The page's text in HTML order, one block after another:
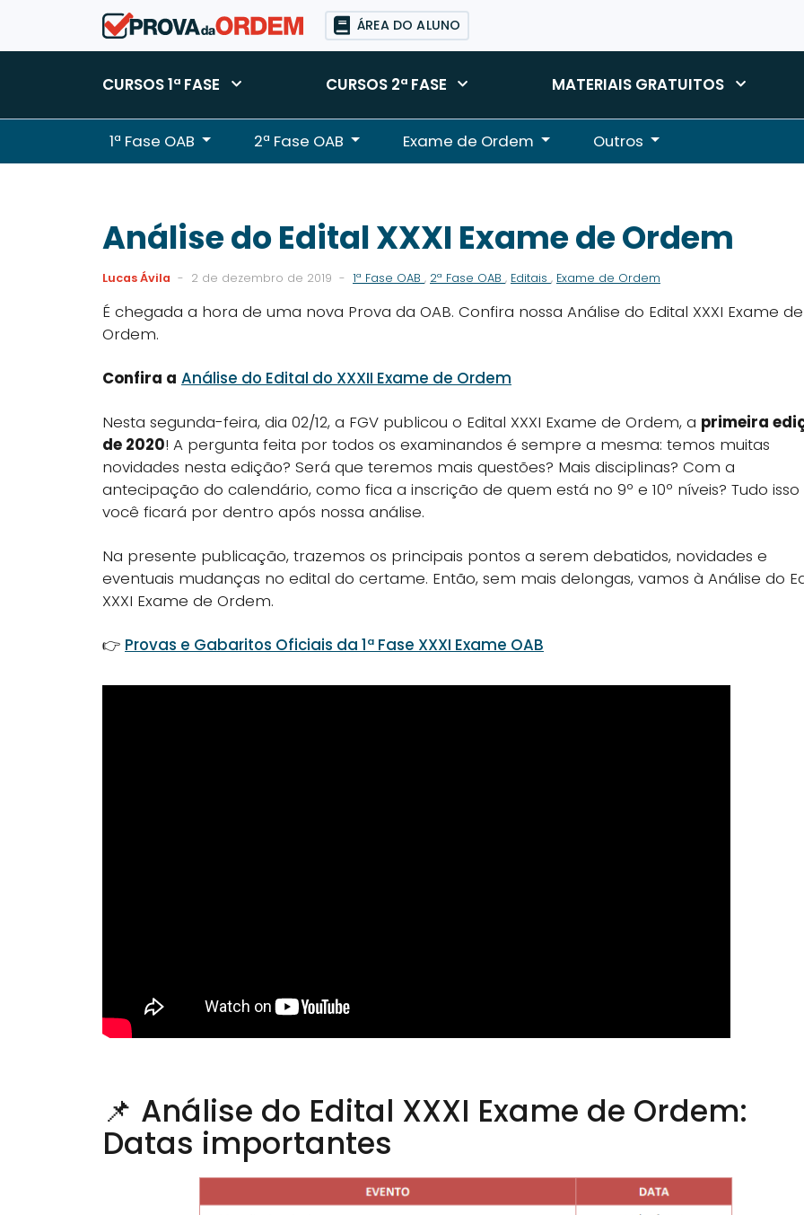
ÁREA DO ALUNO
CURSOS 1ª FASE CURSOS 2ª FASE MATERIAIS GRATUITOS
1ª Fase OAB 2ª Fase OAB Exame de Ordem Outros
Análise do Edital XXXI Exame de Ordem
Lucas Ávila - 2 de dezembro de 2019 - 1ª Fase OAB , 2ª Fase OAB , Editais , Exame de Ordem
É chegada a hora de uma nova Prova da OAB. Confira nossa Análise do Edital XXXI Exame de
Ordem.
Confira a Análise do Edital do XXXII Exame de Ordem
Nesta segunda-feira, dia 02/12, a FGV publicou o Edital XXXI Exame de Ordem, a primeira
de 2020! A pergunta feita por todos os examinandos é sempre a mesma: temos muitas
novidades nesta edição? Será que teremos mais questões? Mais disciplinas? Com a
antecipação do calendário, como fica a inscrição de quem está no 9º e 10º níveis? Tudo isso
você ficará por dentro após nossa análise.
Na presente publicação, trazemos os principais pontos a serem debatidos, novidades e
eventuais mudanças no edital do certame. Então, sem mais delongas, vamos à Análise do
XXXI Exame de Ordem.
👉 Provas e Gabaritos Oficiais da 1ª Fase XXXI Exame OAB
📌 Análise do Edital XXXI Exame de Ordem:
Datas importantes